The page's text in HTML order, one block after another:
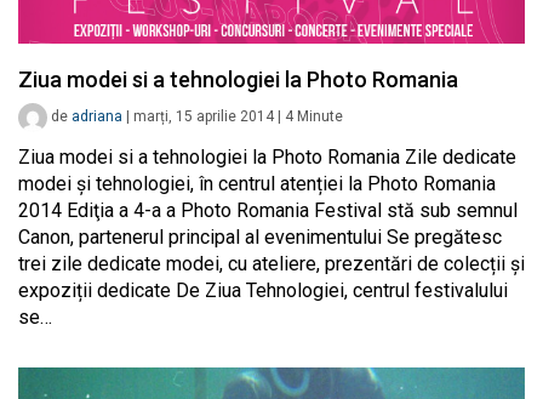
Ziua modei si a tehnologiei la Photo Romania
de adriana marți, 15 aprilie 2014 4 Minute
Ziua modei si a tehnologiei la Photo Romania Zile dedicate
modei și tehnologiei, în centrul atenției la Photo Romania
2014 Ediţia a 4-a a Photo Romania Festival stă sub semnul
Canon, partenerul principal al evenimentului Se pregătesc
trei zile dedicate modei, cu ateliere, prezentări de colecții și
expoziții dedicate De Ziua Tehnologiei, centrul festivalului
se…